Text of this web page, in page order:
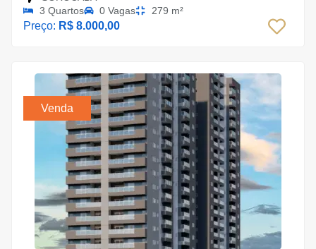
3 Quartos
0 Vagas 279 m²
Preço: R$ 8.000,00
Venda